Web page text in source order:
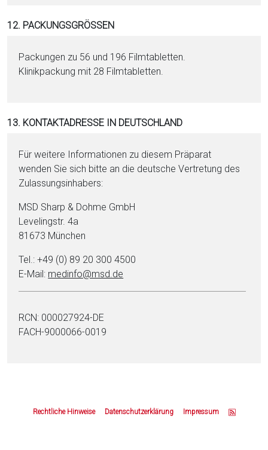
12. PACKUNGSGRÖSSEN
Packungen zu 56 und 196 Filmtabletten.
Klinikpackung mit 28 Filmtabletten.
13. KONTAKTADRESSE IN DEUTSCHLAND
Für weitere Informationen zu diesem Präparat
wenden Sie sich bitte an die deutsche Vertretung des
Zulassungsinhabers:
MSD Sharp & Dohme GmbH
Levelingstr. 4a
81673 München
Tel.: +49 (0) 89 20 300 4500
E-Mail: medinfo@msd.de
RCN: 000027924-DE
FACH-9000066-0019
Rechtliche Hinweise Datenschutzerklärung Impressum